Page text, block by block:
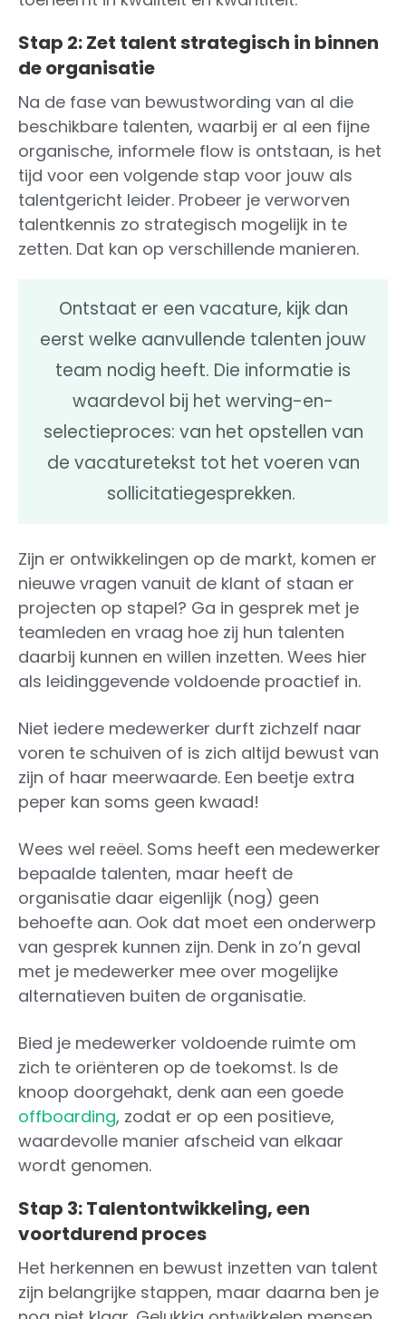
Stap 2: Zet talent strategisch in binnen
de organisatie
Na de fase van bewustwording van al die
beschikbare talenten, waarbij er al een fijne
organische, informele flow is ontstaan, is het
tijd voor een volgende stap voor jouw als
talentgericht leider. Probeer je verworven
talentkennis zo strategisch mogelijk in te
zetten. Dat kan op verschillende manieren.
Ontstaat er een vacature, kijk dan
eerst welke aanvullende talenten jouw
team nodig heeft. Die informatie is
waardevol bij het werving-en-
selectieproces: van het opstellen van
de vacaturetekst tot het voeren van
sollicitatiegesprekken.
Zijn er ontwikkelingen op de markt, komen er
nieuwe vragen vanuit de klant of staan er
projecten op stapel? Ga in gesprek met je
teamleden en vraag hoe zij hun talenten
daarbij kunnen en willen inzetten. Wees hier
als leidinggevende voldoende proactief in.
Niet iedere medewerker durft zichzelf naar
voren te schuiven of is zich altijd bewust van
zijn of haar meerwaarde. Een beetje extra
peper kan soms geen kwaad!
Wees wel reëel. Soms heeft een medewerker
bepaalde talenten, maar heeft de
organisatie daar eigenlijk (nog) geen
behoefte aan. Ook dat moet een onderwerp
van gesprek kunnen zijn. Denk in zo’n geval
met je medewerker mee over mogelijke
alternatieven buiten de organisatie.
Bied je medewerker voldoende ruimte om
zich te oriënteren op de toekomst. Is de
knoop doorgehakt, denk aan een goede
offboarding, zodat er op een positieve,
waardevolle manier afscheid van elkaar
wordt genomen.
Stap 3: Talentontwikkeling, een
voortdurend proces
Het herkennen en bewust inzetten van talent
zijn belangrijke stappen, maar daarna ben je